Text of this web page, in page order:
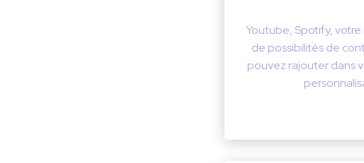
Youtube, Spotify,
de possibilités de
pouvez rajouter dans